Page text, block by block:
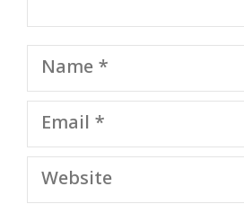
Name
Email
Website